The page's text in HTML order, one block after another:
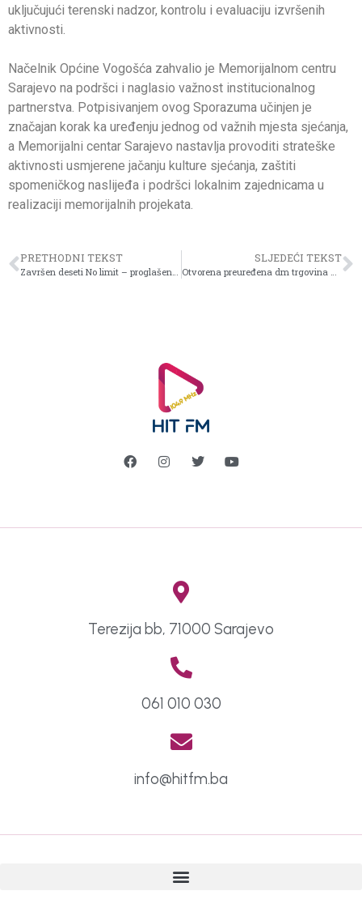
uključujući terenski nadzor, kontrolu i evaluaciju izvršenih
aktivnosti.
Načelnik Općine Vogošća zahvalio je Memorijalnom centru
Sarajevo na podršci i naglasio važnost institucionalnog
partnerstva. Potpisivanjem ovog Sporazuma učinjen je
značajan korak ka uređenju jednog od važnih mjesta sjećanja,
a Memorijalni centar Sarajevo nastavlja provoditi strateške
aktivnosti usmjerene jačanju kulture sjećanja, zaštiti
spomeničkog naslijeđa i podršci lokalnim zajednicama u
realizaciji memorijalnih projekata.
PRETHODNI TEKST
Završen deseti No limit – proglašeni najuspješniji oglašivački projekti u 2025. godini
SLJEDEĆI TEKST
Otvorena preuređena dm trgovina u West Gate-u
Terezija bb, 71000 Sarajevo
061 010 030
info@hitfm.ba